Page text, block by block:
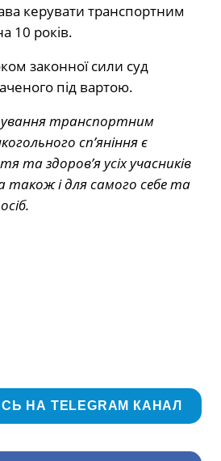
керувати транспортним
10 років.
законної сили суд
під вартою.
транспортним
сп’яніння є
та здоров’я усіх учасників
також і для самого себе та
НА TELEGRAM КАНАЛ